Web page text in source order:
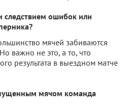
ошибок или
мячей забиваются
важно не это, а то, что
результата в выездном матче
мячом команда